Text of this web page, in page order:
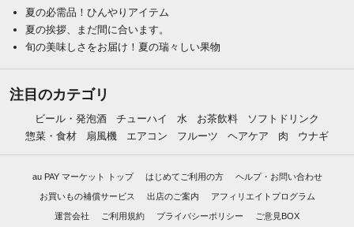
夏の必需品！ひんやりアイテム
夏の挨拶、まだ間に合います。
旬の美味しさをお届け！夏の瑞々しい果物
注目のカテゴリ
ビール・発泡酒 チューハイ 水 お茶飲料
ソフトドリンク
惣菜・食材
扇風機 エアコン フルーツ ヘアケア 肉 ウナギ
au PAY マーケット トップ はじめてご利用の方 ヘルプ・お問い合わせ
お買いもの補償サービス 出店のご案内 アフィリエイトプログラム
運営会社 ご利用規約 プライバシーポリシー ご意見BOX